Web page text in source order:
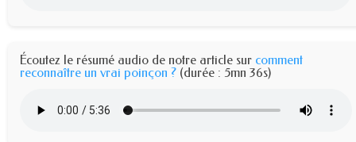
Écoutez le résumé audio de notre article sur comment
reconnaître un vrai poinçon ? (durée : 5mn 36s)